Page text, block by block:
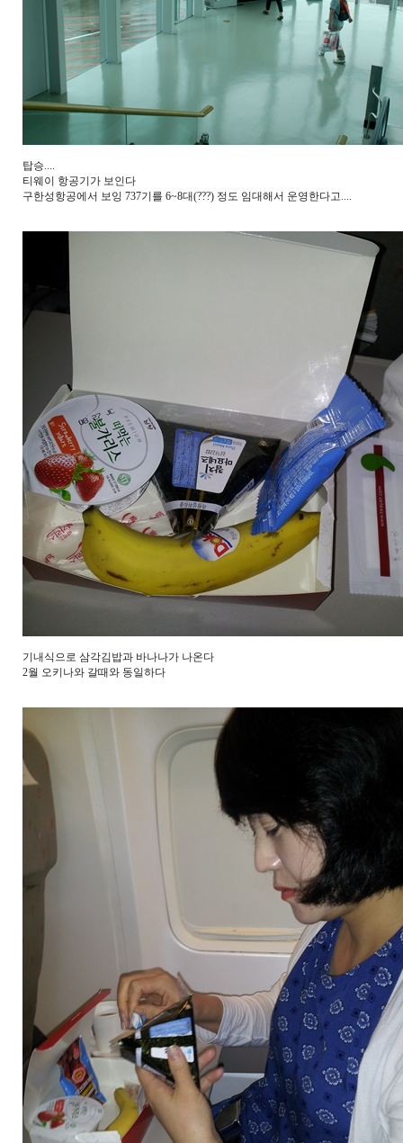
탑승....
티웨이 항공기가 보인다
구한성항공에서 보잉 737기를 6~8대(???) 정도 임대해서 운영한다고....
기내식으로 삼각김밥과 바나나가 나온다
2월 오키나와 갈때와 동일하다